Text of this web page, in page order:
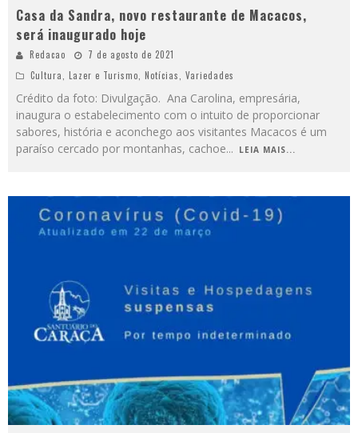
Casa da Sandra, novo restaurante de Macacos,
será inaugurado hoje
Redacao
7 de agosto de 2021
Cultura, Lazer e Turismo, Notícias, Variedades
Crédito da foto: Divulgação. Ana Carolina, empresária,
inaugura o estabelecimento com o intuito de proporcionar
sabores, história e aconchego aos visitantes Macacos é um
paraíso cercado por montanhas, cachoe... LEIA MAIS...